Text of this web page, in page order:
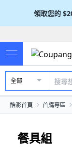
領取您的
全部
酷澎首頁 首購專區
餐具組